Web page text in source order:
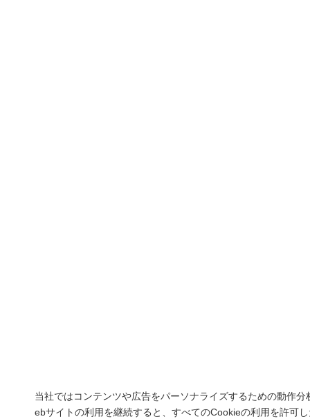
当社ではコンテンツや広告をパーソナライズするための動作分
ebサイトの利用を継続すると、すべてのCookieの利用を許可